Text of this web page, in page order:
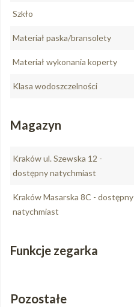
Szkło
Materiał paska/bransolety
Materiał wykonania koperty
Klasa wodoszczelności
Magazyn
Kraków ul. Szewska 12 -
dostępny natychmiast
Kraków Masarska 8C - dostępny
natychmiast
Funkcje zegarka
Pozostałe